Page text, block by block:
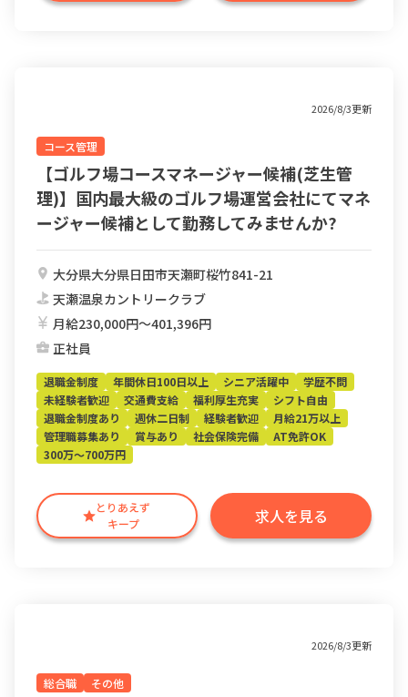
2026/8/3更新
コース管理
【ゴルフ場コースマネージャー候補(芝生管
理)】国内最大級のゴルフ場運営会社にてマネ
ージャー候補として勤務してみませんか?
大分県大分県日田市天瀬町桜竹841-21
天瀬温泉カントリークラブ
月給230,000円〜401,396円
正社員
とりあえず
キープ
求人を見る
退職金制度 年間休日100日以上 シニア活躍中
学歴不問
未経験者歓迎
交通費支給 福利厚生充実
シフト自由
退職金制度あり
週休二日制 経験者歓迎
月給21万以上
管理職募集あり
賞与あり 社会保険完備
AT免許OK
300万～700万円
2026/8/3更新
総合職 その他